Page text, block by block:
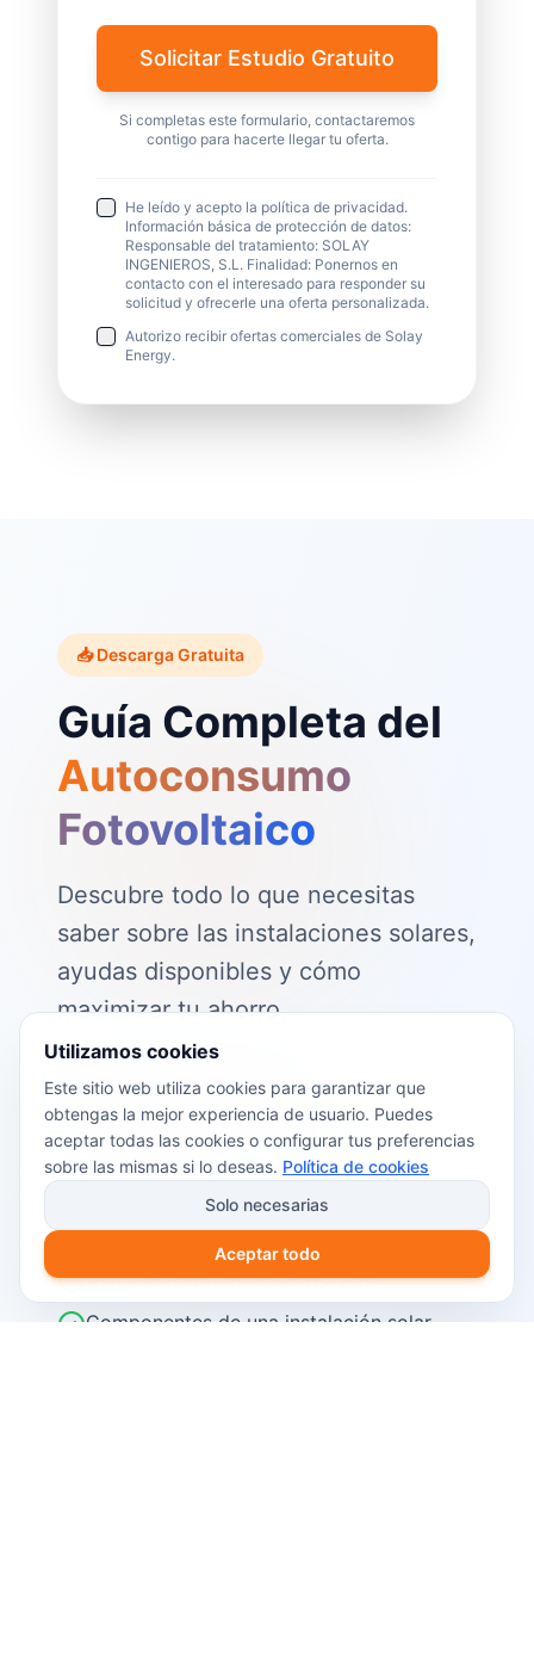
Solicitar Estudio Gratuito
Si completas este formulario, contactaremos
contigo para hacerte llegar tu oferta.
He leído y acepto la política de privacidad.
Información básica de protección de datos:
Responsable del tratamiento: SOLAY
INGENIEROS, S.L. Finalidad: Ponernos en
contacto con el interesado para responder su
solicitud y ofrecerle una oferta personalizada.
Autorizo recibir ofertas comerciales de Solay
Energy.
📥 Descarga Gratuita
Guía Completa del
Autoconsumo
Fotovoltaico
Descubre todo lo que necesitas
saber sobre las instalaciones solares,
ayudas disponibles y cómo
maximizar tu ahorro.
📖 Contenido de la guía:
Cómo funciona el autoconsumo
fotovoltaico
Ayudas y subvenciones disponibles en
2026
Cálculo del retorno de inversión
Componentes de una instalación solar
Utilizamos cookies
Este sitio web utiliza cookies para garantizar que
obtengas la mejor experiencia de usuario. Puedes
aceptar todas las cookies o configurar tus preferencias
sobre las mismas si lo deseas. Política de cookies
Solo necesarias
Aceptar todo